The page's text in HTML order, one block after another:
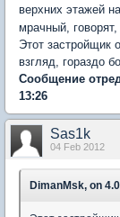
верхних этажей
мрачный,
Этот застройщик
взгляд, гораздо
Сообщение
13:26
Sas1k
04 Feb 2012
DimanMsk, on